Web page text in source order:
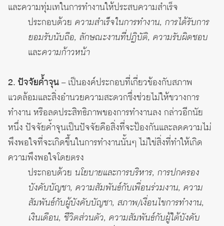
และความทุ่มเทในการทำงานให้ประสบความสำเร็จ
ประกอบด้วย ความสำเร็จในการทำงาน, การได้รับการ
ยอมรับนับถือ, ลักษณะงานที่ปฏิบัติ, ความรับผิดชอบ
และความก้าวหน้า
2. ปัจจัยค้ำจุน– เป็นองค์ประกอบที่เกี่ยวข้องกับสภาพ
แวดล้อมและสิ่งอำนวยความสะดวกซึ่งช่วยไม่ให้ขวางการ
ทำงาน หรือลดประสิทธิภาพของการทำงานลง กล่าวอีกนัย
หนึ่ง ปัจจัยค้ำจุนเป็นปัจจัยคือสิ่งที่จะป้องกันและลดความไม่
พึงพอใจที่จะเกิดขึ้นในการทำงานนั้นๆ ไม่ใข่สิ่งที่ทำให้เกิด
ความพึงพอใจโดยตรง
ประกอบด้วย นโยบายและการบริหาร, การปกครอง
บังคับบัญชา, ความสัมพันธ์กับเพื่อนร่วมงาน, ความ
สัมพันธ์กับผู้บังคับบัญชา, สภาพ/เงื่อนไขการทำงาน,
เงินเดือน, ชีวิตส่วนตัว, ความสัมพันธ์กับผู้ใต้บังคับ